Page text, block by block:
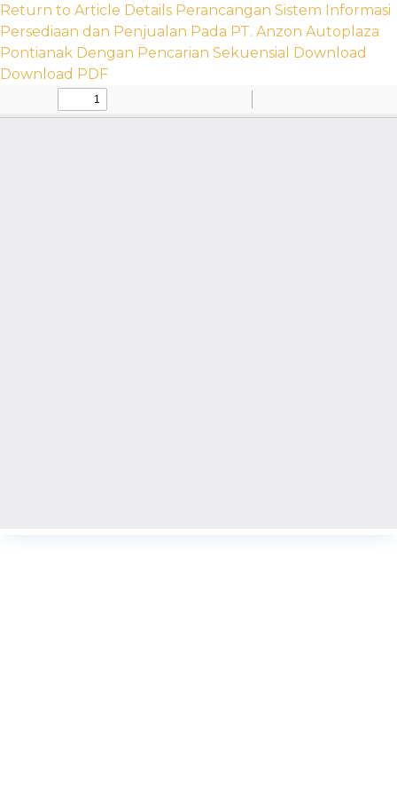
Return to Article Details Perancangan Sistem Informasi
Persediaan dan Penjualan Pada PT. Anzon Autoplaza
Pontianak Dengan Pencarian Sekuensial Download
Download PDF